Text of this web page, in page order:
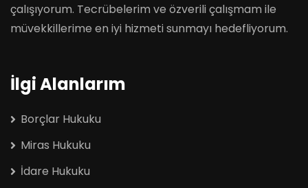
çalışıyorum. Tecrübelerim ve özverili çalışmam ile
müvekkillerime en iyi hizmeti sunmayı hedefliyorum.
İlgi Alanlarım
Borçlar Hukuku
Miras Hukuku
İdare Hukuku